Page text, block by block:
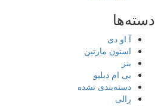
دسته‌ها
آ او دی
استون مارتین
بنز
بی ام دبلیو
دسته‌بندی نشده
رالی